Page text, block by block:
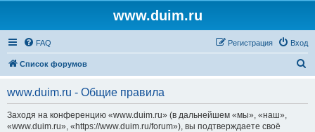
www.duim.ru
FAQ Вход
Регистрация
Список форумов
www.duim.ru - Общие правила
Заходя на конференцию «www.duim.ru» (в дальнейшем «мы», «наш»,
«www.duim.ru», «https://www.duim.ru/forum»), вы подтверждаете своё